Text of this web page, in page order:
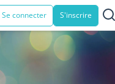
Se connecter S'inscrire